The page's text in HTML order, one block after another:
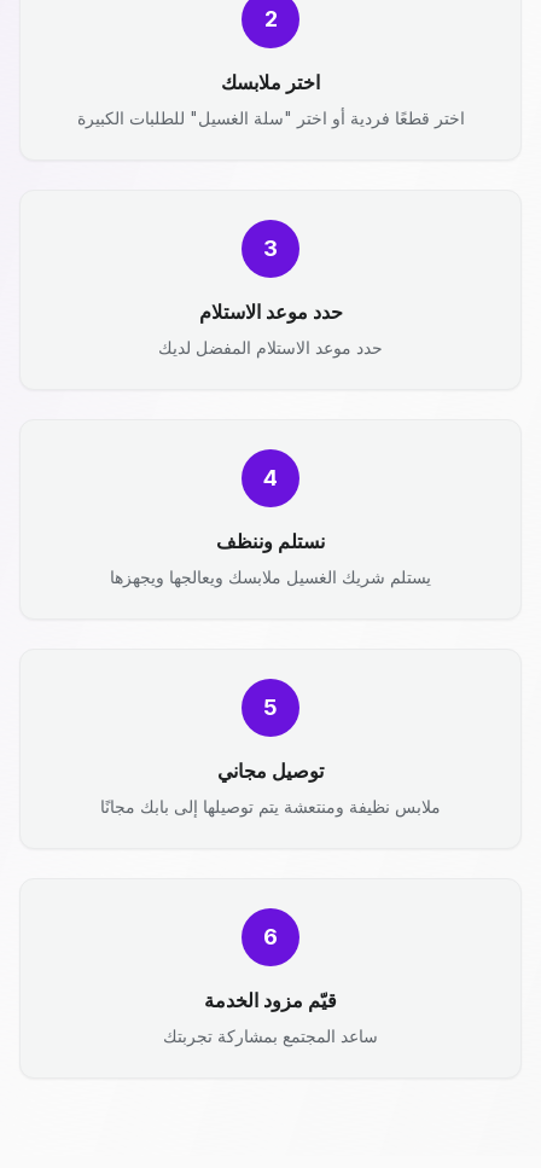
2
اختر ملابسك
اختر قطعًا فردية أو اختر "سلة الغسيل" للطلبات الكبيرة
3
حدد موعد الاستلام
حدد موعد الاستلام المفضل لديك
4
نستلم وننظف
يستلم شريك الغسيل ملابسك ويعالجها ويجهزها
5
توصيل مجاني
ملابس نظيفة ومنتعشة يتم توصيلها إلى بابك مجانًا
6
قيّم مزود الخدمة
ساعد المجتمع بمشاركة تجربتك